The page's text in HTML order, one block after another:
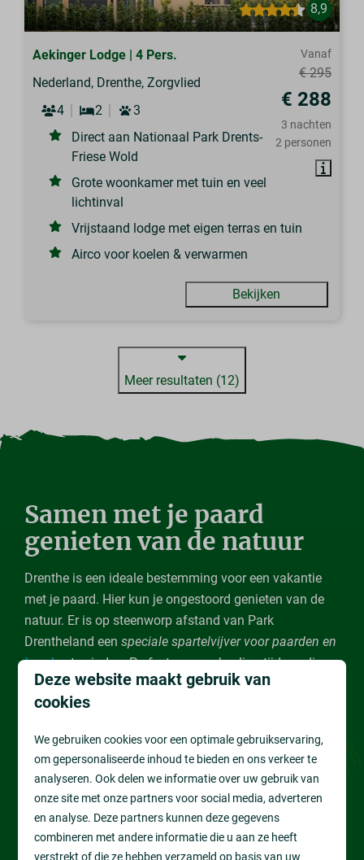
8,9
Vanaf
€ 295
€ 288
3 nachten
2 personen
Aekinger Lodge | 4 Pers.
Nederland, Drenthe, Zorgvlied
4
2
3
Direct aan Nationaal Park Drents-
Friese Wold
Grote woonkamer met tuin en veel
lichtinval
Vrijstaand lodge met eigen terras en tuin
Airco voor koelen & verwarmen
Bekijken
Meer resultaten (12)
Samen met je paard
genieten van de natuur
Drenthe is een ideale bestemming voor een vakantie
met je paard. Hier kun je ongestoord genieten van de
natuur. Er is op steenworp afstand van Park
Drentheland eenspeciale spartelvijver voor paarden en
hondente vinden. Perfect voor verkoeling tijdens die
warme zomerdagen! Bovendien is op vakantie gaan
met je paard een geweldig avontuur om te beleven. Zo
omdat jullie veel meer samen zijn. Daarnaast biedt een
vakantie met je paard de perfecte
dagelijkse sleur
. Rijden door de natuur van het Drents-
Friese Wold en genieten van de mooie omgeving zorgt
voor ontspanning en vermindert stress.
Deze website maakt gebruik van
cookies
We gebruiken cookies voor een optimale gebruikservaring,
om gepersonaliseerde inhoud te bieden en ons verkeer te
analyseren. Ook delen we informatie over uw gebruik van
onze site met onze partners voor social media, adverteren
en analyse. Deze partners kunnen deze gegevens
combineren met andere informatie die u aan ze heeft
verstrekt of die ze hebben verzameld op basis van uw